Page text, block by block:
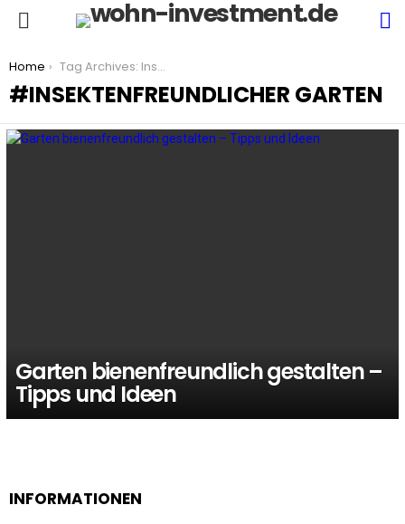
You are here:
Home Tag Archives: Insektenfreundlicher Garten
INSEKTENFREUNDLICHER GARTEN
Garten bienenfreundlich gestalten –
Tipps und Ideen
INFORMATIONEN